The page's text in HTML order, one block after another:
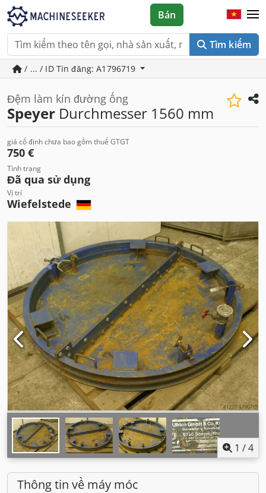
Tìm kiếm
Bán
/ ... / ID Tin đăng: A1796719
Đệm làm kín đường ống
Speyer Durchmesser 1560 mm
giá cố định chưa bao gồm thuế GTGT
750 €
Tình trạng
Đã qua sử dụng
Vị trí
Wiefelstede
1 /4
Thông tin về máy móc